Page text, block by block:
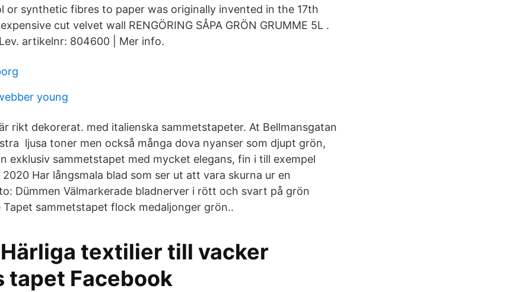
or synthetic fibres to paper was originally invented in the 17th
cut velvet wall RENGÖRING SÅPA GRÖN GRUMME 5L .
artikelnr: 804600 | Mer info.
young
rikt dekorerat. med italienska sammetstapeter. At Bellmansgatan
ljusa toner men också många dova nyanser som djupt grön,
exklusiv sammetstapet med mycket elegans, fin i till exempel
Har långsmala blad som ser ut att vara skurna ur en
Dümmen Välmarkerade bladnerver i rött och svart på grön
sammetstapet flock medaljonger grön..
textilier till vacker
tapet Facebook